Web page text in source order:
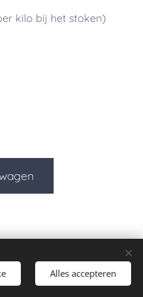
kilo bij het stoken)
Alles accepteren